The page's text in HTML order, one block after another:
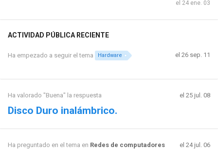
el 24 ene. 03
ACTIVIDAD PÚBLICA RECIENTE
Ha empezado a seguir el tema Hardware el 26 sep. 11
Ha valorado "Buena" la respuesta el 25 jul. 08
Disco Duro inalámbrico.
Ha preguntado en el tema en Redes de computadores el 24 jul. 06